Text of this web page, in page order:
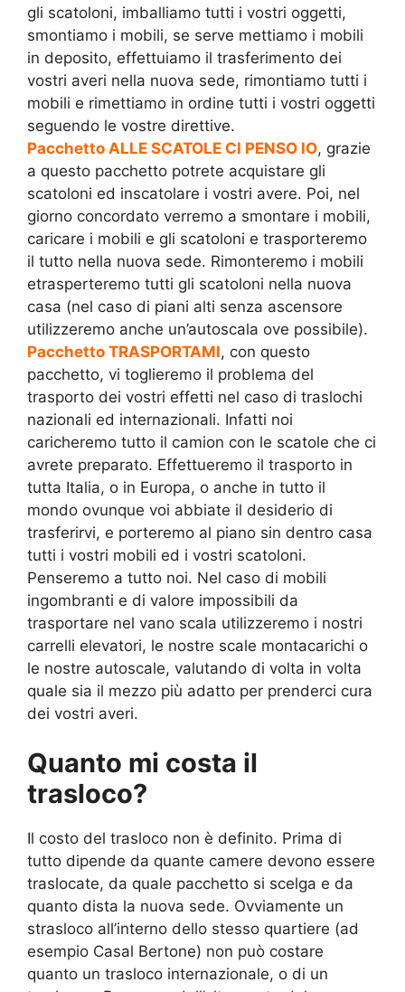
gli scatoloni, imballiamo tutti i vostri oggetti,
smontiamo i mobili, se serve mettiamo i mobili
in deposito, effettuiamo il trasferimento dei
vostri averi nella nuova sede, rimontiamo tutti i
mobili e rimettiamo in ordine tutti i vostri oggetti
seguendo le vostre direttive.
Pacchetto ALLE SCATOLE CI PENSO IO, grazie
a questo pacchetto potrete acquistare gli
scatoloni ed inscatolare i vostri avere. Poi, nel
giorno concordato verremo a smontare i mobili,
caricare i mobili e gli scatoloni e trasporteremo
il tutto nella nuova sede. Rimonteremo i mobili
etrasperteremo tutti gli scatoloni nella nuova
casa (nel caso di piani alti senza ascensore
utilizzeremo anche un’autoscala ove possibile).
Pacchetto TRASPORTAMI, con questo
pacchetto, vi toglieremo il problema del
trasporto dei vostri effetti nel caso di traslochi
nazionali ed internazionali. Infatti noi
caricheremo tutto il camion con le scatole che ci
avrete preparato. Effettueremo il trasporto in
tutta Italia, o in Europa, o anche in tutto il
mondo ovunque voi abbiate il desiderio di
trasferirvi, e porteremo al piano sin dentro casa
tutti i vostri mobili ed i vostri scatoloni.
Penseremo a tutto noi. Nel caso di mobili
ingombranti e di valore impossibili da
trasportare nel vano scala utilizzeremo i nostri
carrelli elevatori, le nostre scale montacarichi o
le nostre autoscale, valutando di volta in volta
quale sia il mezzo più adatto per prenderci cura
dei vostri averi.
Quanto mi costa il
trasloco?
Il costo del trasloco non è definito. Prima di
tutto dipende da quante camere devono essere
traslocate, da quale pacchetto si scelga e da
quanto dista la nuova sede. Ovviamente un
strasloco all’interno dello stesso quartiere (ad
esempio Casal Bertone) non può costare
quanto un trasloco internazionale, o di un